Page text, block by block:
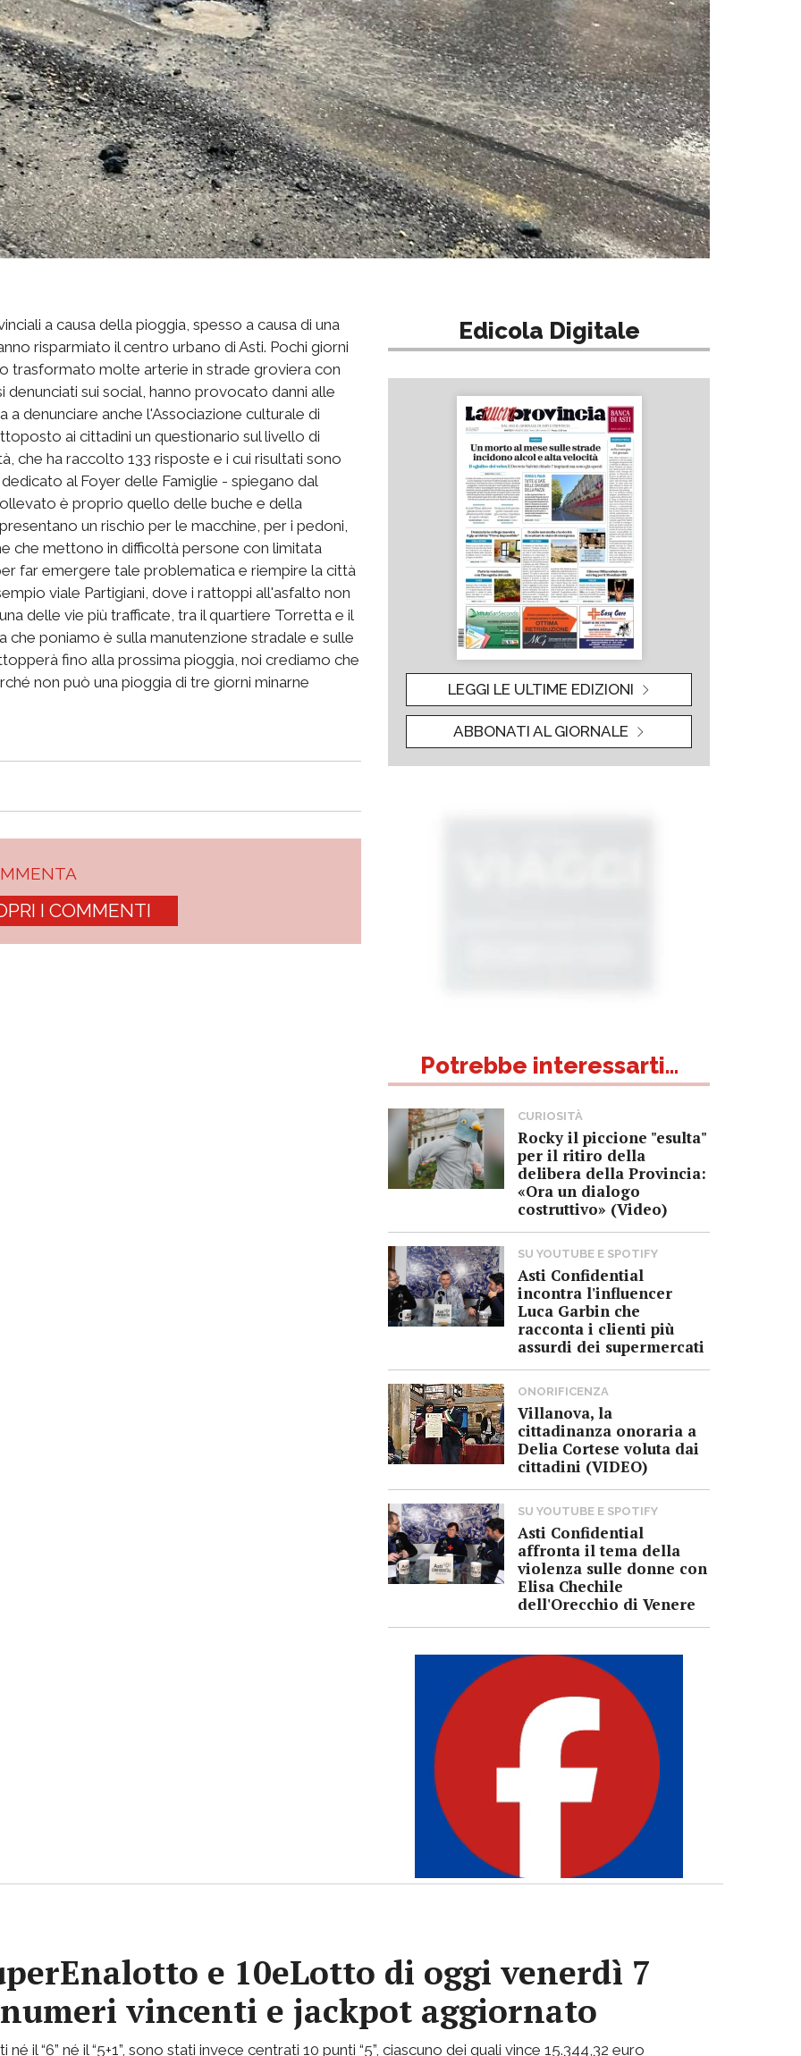
a causa della pioggia, spesso a causa di una
risparmiato il centro urbano di Asti. Pochi giorni
trasformato molte arterie in strade groviera con
sui social, hanno provocato danni alle
denunciare anche l'Associazione culturale di
ai cittadini un questionario sul livello di
che ha raccolto 133 risposte e i cui risultati sono
al Foyer delle Famiglie - spiegano dal
è proprio quello delle buche e della
un rischio per le macchine, per i pedoni,
che mettono in difficoltà persone con limitata
far emergere tale problematica e riempire la città
viale Partigiani, dove i rattoppi all'asfalto non
delle vie più trafficate, tra il quartiere Torretta e il
poniamo è sulla manutenzione stradale e sulle
fino alla prossima pioggia, noi crediamo che
non può una pioggia di tre giorni minarne
I COMMENTI
Edicola Digitale
LEGGI LE ULTIME EDIZIONI
ABBONATI AL GIORNALE
Potrebbe interessarti...
CURIOSITÀ
Rocky il piccione "esulta"
per il ritiro della
delibera della Provincia:
«Ora un dialogo
costruttivo» (Video)
SU YOUTUBE E SPOTIFY
Asti Confidential
incontra l'influencer
Luca Garbin che
racconta i clienti più
assurdi dei supermercati
ONORIFICENZA
Villanova, la
cittadinanza onoraria a
Delia Cortese voluta dai
cittadini (VIDEO)
SU YOUTUBE E SPOTIFY
Asti Confidential
affronta il tema della
violenza sulle donne con
Elisa Chechile
dell'Orecchio di Venere
e 10eLotto di oggi venerdì 7
vincenti e jackpot aggiornato
il “6” né il “5+1”, sono stati invece centrati 10 punti “5”, ciascuno dei quali vince 15.344,32 euro